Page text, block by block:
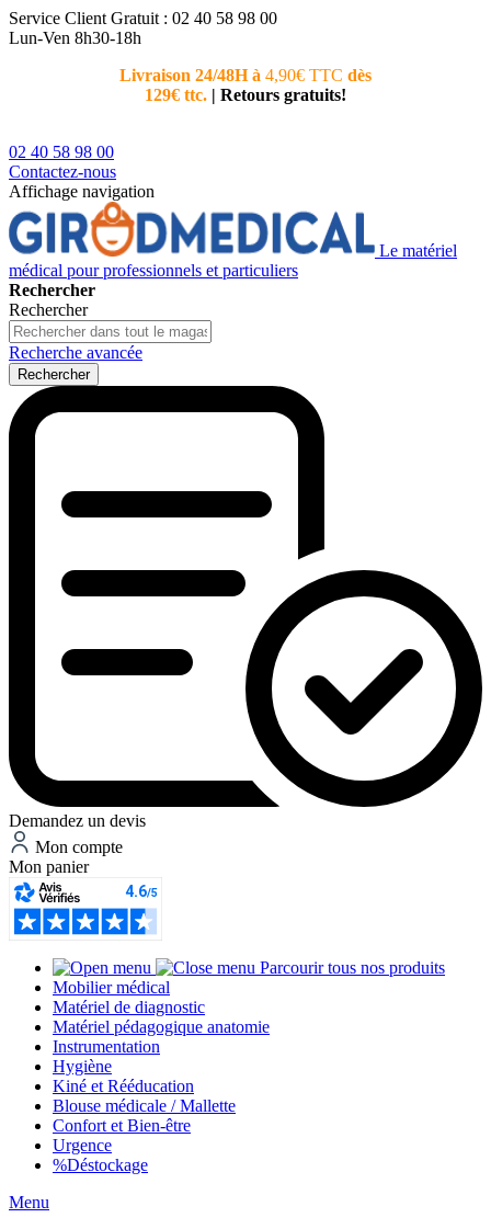
Service Client Gratuit : 02 40 58 98 00
Lun-Ven 8h30-18h
Livraison 24/48H à 4,90€ TTC dès
129€ ttc. | Retours gratuits!
02 40 58 98 00
Contactez-nous
Affichage navigation
Le matériel
médical pour professionnels et particuliers
Rechercher
Rechercher
Recherche avancée
Rechercher
Demandez un devis
Mon compte
Mon panier
Parcourir tous nos produits
Mobilier médical
Matériel de diagnostic
Matériel pédagogique anatomie
Instrumentation
Hygiène
Kiné et Rééducation
Blouse médicale / Mallette
Confort et Bien-être
Urgence
%Déstockage
Menu